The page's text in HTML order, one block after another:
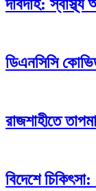
দাবদাহ: স্বাস্থ্য
ডিএনসিসি
রাজশাহীতে
বিদেশে